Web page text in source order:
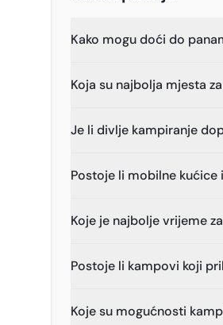
Kako mogu doći do
Koja su najbolja mjesta
Je li divlje kampiranje
Postoje li mobilne
Koje je najbolje vrijeme
Postoje li kampovi koji
Koje su mogućnosti